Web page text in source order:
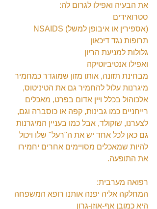
את הבעיה ואפילו לגרום לה:
סטרואידים
NSAIDS (אספירין או איבופן למשל)
תרופות נגד דיכאון
גלולות למניעת הריון
ואפילו אנטיביוטיקה
מבחינת תזונה, אותו מזון שמוגדר כמחמיר
מיגרנות עלול להחמיר גם את הטיניטוס,
אלכוהול בכלל ויין אדום בפרט, מאכלים
רייחניים כמו גבינות, קפה או כוסברה וגם,
לצערנו, שוקולד, אבל כמו בעניין המיגרנות
גם כאן לכל אחד יש את ה"רעל" שלו ויכול
להיות שמאכלים מסויימים אחרים יחמירו
את התופעה.
רפואה מערבית:
המחלקה אליה יפנה אותנו רופא המשפחה
היא כמובן אף-אוזן-גרון